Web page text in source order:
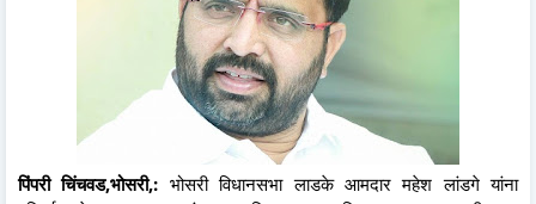
पिंपरी चिंचवड,भोसरी,: भोसरी विधानसभा लाडके आमदार महेश लांडगे यांना